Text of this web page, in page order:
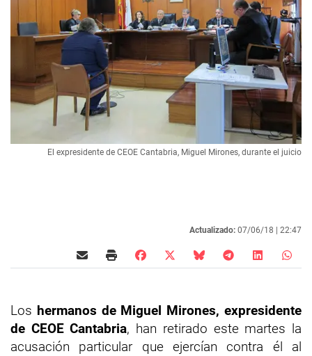
El expresidente de CEOE Cantabria, Miguel Mirones, durante el juicio
Actualizado: 07/06/18 | 22:47
Los hermanos de Miguel Mirones, expresidente
de CEOE Cantabria, han retirado este martes la
acusación particular que ejercían contra él al